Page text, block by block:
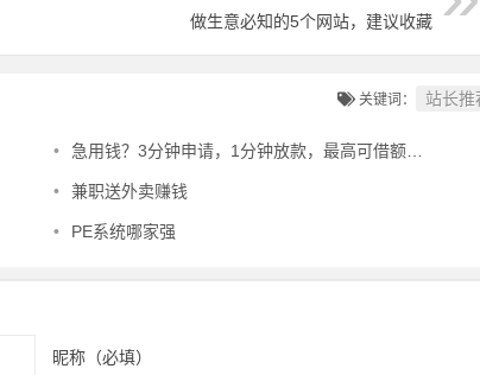
做生意必知的5个网站，建议收藏
关键词： 站长推
• 急用钱？3分钟申请，1分钟放款，最高可借额度20万
• 兼职送外卖赚钱
• PE系统哪家强
昵称（必填）